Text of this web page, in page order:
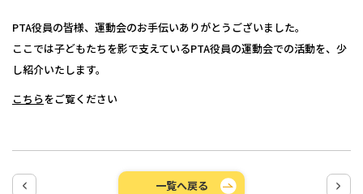
PTA役員の皆様、運動会のお手伝いありがとうございました。
ここでは子どもたちを影で支えているPTA役員の運動会での活動を、少
し紹介いたします。
こちらをご覧ください
一覧へ戻る